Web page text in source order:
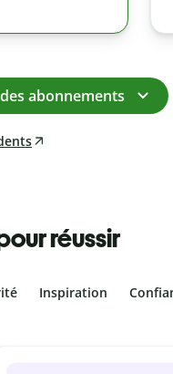
abonnements
réussir
Inspiration